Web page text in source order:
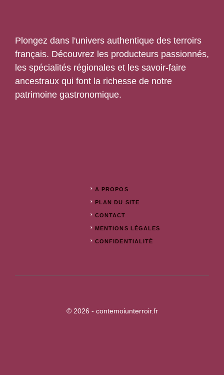
Plongez dans l'univers authentique des terroirs
français. Découvrez les producteurs passionnés,
les spécialités régionales et les savoir-faire
ancestraux qui font la richesse de notre
patrimoine gastronomique.
A PROPOS
PLAN DU SITE
CONTACT
MENTIONS LÉGALES
CONFIDENTIALITÉ
© 2026 - contemoiunterroir.fr